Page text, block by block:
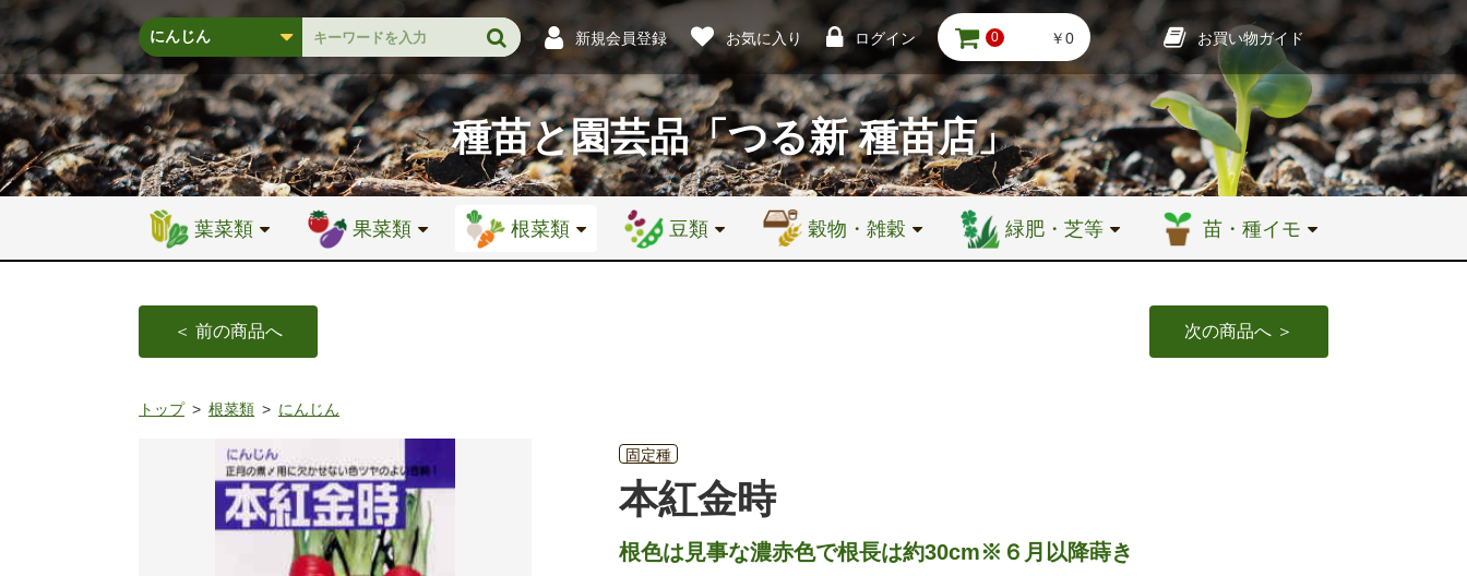
新規会員登録 お気に入り ログイン 0 ￥0 お買い物ガイド
種苗と園芸品「つる新 種苗店」
葉菜類 果菜類 根菜類 豆類 穀物・雑穀 緑肥・芝等 苗・種イモ
＜ 前の商品へ 次の商品へ ＞
トップ 根菜類 にんじん
固定種
本紅金時
根色は見事な濃赤色で根長は約30cm※６月以降蒔き